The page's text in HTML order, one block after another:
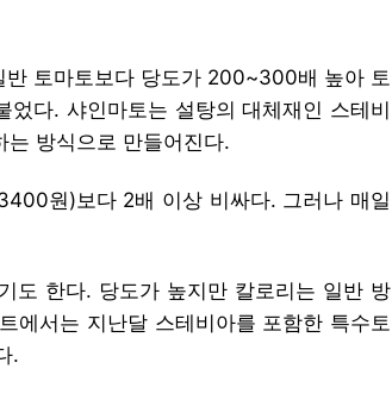
토마토보다 당도가 200~300배 높아 토
다. 샤인마토는 설탕의 대체재인 스테비
는 방식으로 만들어진다.
원)보다 2배 이상 비싸다. 그러나 매일
도 한다. 당도가 높지만 칼로리는 일반 방
에서는 지난달 스테비아를 포함한 특수토
.